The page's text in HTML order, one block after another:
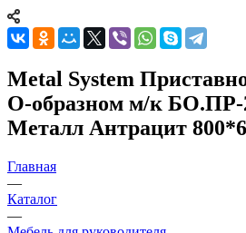
Metal System
О-образном м/к БО.ПР-
Металл Антрацит
Главная
—
Каталог
—